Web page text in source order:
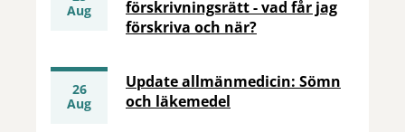
aug
förskrivningsrätt - vad får jag
förskriva och när?
26
aug
Update allmänmedicin: Sömn
och läkemedel